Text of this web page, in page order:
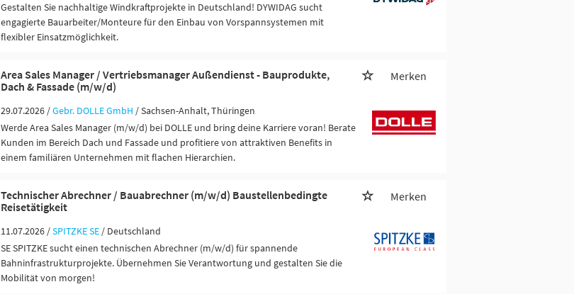
Gestalten Sie nachhaltige Windkraftprojekte in Deutschland! DYWIDAG sucht
engagierte Bauarbeiter/Monteure für den Einbau von Vorspannsystemen mit
flexibler Einsatzmöglichkeit.
Area Sales Manager / Vertriebsmanager Außendienst - Bauprodukte,
Dach & Fassade (m/w/d)
Merken
29.07.2026 /Gebr. DOLLE GmbH / Sachsen-Anhalt, Thüringen
Werde Area Sales Manager (m/w/d) bei DOLLE und bring deine Karriere voran! Berate
Kunden im Bereich Dach und Fassade und profitiere von attraktiven Benefits in
einem familiären Unternehmen mit flachen Hierarchien.
Technischer Abrechner / Bauabrechner (m/w/d) Baustellenbedingte
Reisetätigkeit
Merken
11.07.2026 /SPITZKE SE / Deutschland
SE SPITZKE sucht einen technischen Abrechner (m/w/d) für spannende
Bahninfrastrukturprojekte. Übernehmen Sie Verantwortung und gestalten Sie die
Mobilität von morgen!